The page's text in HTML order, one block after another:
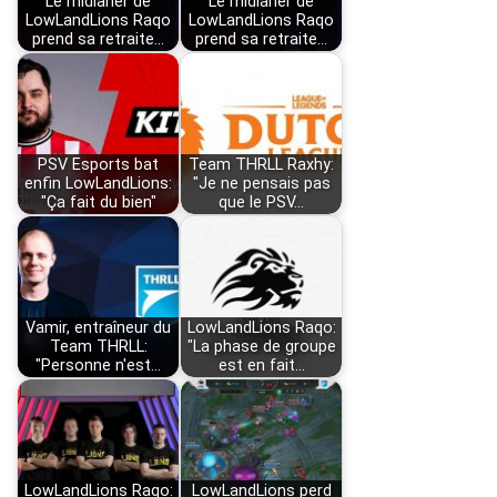
LowLandLions Raqo
prend sa retraite…
LowLandLions Raqo
prend sa retraite…
PSV Esports bat
enfin LowLandLions:
"Ça fait du bien"
Team THRLL Raxhy:
"Je ne pensais pas
que le PSV…
Vamir, entraîneur du
Team THRLL:
"Personne n'est…
LowLandLions Raqo:
"La phase de groupe
est en fait…
LowLandLions Raqo: LowLandLions perd